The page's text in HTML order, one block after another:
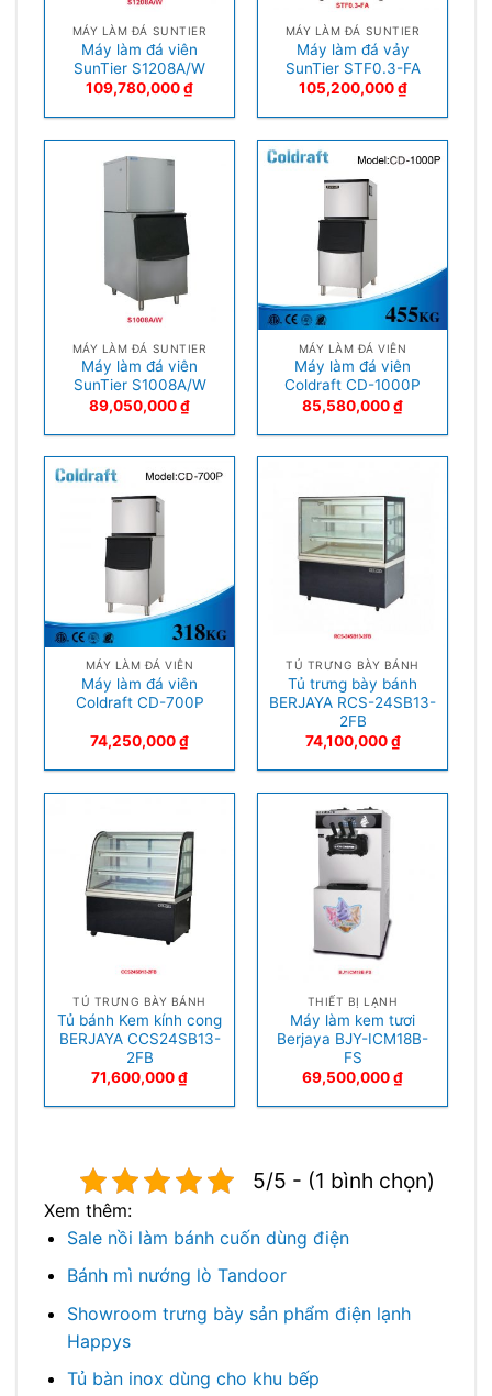
MÁY LÀM ĐÁ SUNTIER
Máy làm đá viên
SunTier S1208A/W
109,780,000₫
MÁY LÀM ĐÁ SUNTIER
Máy làm đá vảy
SunTier STF0.3-FA
105,200,000₫
MÁY LÀM ĐÁ SUNTIER
Máy làm đá viên
SunTier S1008A/W
89,050,000₫
MÁY LÀM ĐÁ VIÊN
Máy làm đá viên
Coldraft CD-1000P
85,580,000₫
MÁY LÀM ĐÁ VIÊN
Máy làm đá viên
Coldraft CD-700P
74,250,000₫
TỦ TRƯNG BÀY BÁNH
Tủ trưng bày bánh
BERJAYA RCS-24SB13-
2FB
74,100,000₫
TỦ TRƯNG BÀY BÁNH
Tủ bánh Kem kính cong
BERJAYA CCS24SB13-
2FB
71,600,000₫
THIẾT BỊ LẠNH
Máy làm kem tươi
Berjaya BJY-ICM18B-
FS
69,500,000₫
5/5 - (1 bình chọn)
Xem thêm:
Sale nồi làm bánh cuốn dùng điện
Bánh mì nướng lò Tandoor
Showroom trưng bày sản phẩm điện lạnh
Happys
Tủ bàn inox dùng cho khu bếp